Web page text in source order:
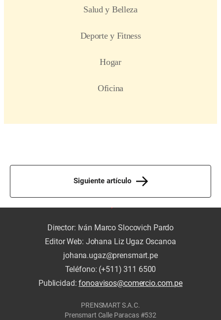
Siguiente artículo
Director: Iván Marco Slocovich Pardo
Editor Web: Johana Liz Ugaz Oscanoa
johana.ugaz@prensmart.pe
Teléfono: (+511) 311 6500
Publicidad:fonoavisos@comercio.com.pe
PRENSMART S.A.C.
Prensmart Calle Paracas #532